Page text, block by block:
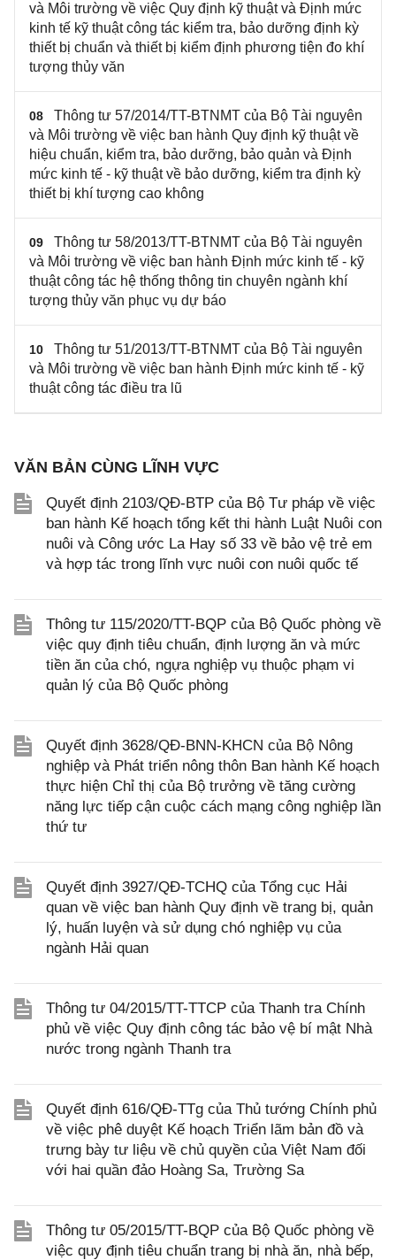
và Môi trường về việc Quy định kỹ thuật và Định mức
kinh tế kỹ thuật công tác kiểm tra, bảo dưỡng định kỳ
thiết bị chuẩn và thiết bị kiểm định phương tiện đo khí
tượng thủy văn
08
Thông tư 57/2014/TT-BTNMT của Bộ Tài nguyên
và Môi trường về việc ban hành Quy định kỹ thuật về
hiệu chuẩn, kiểm tra, bảo dưỡng, bảo quản và Định
mức kinh tế - kỹ thuật về bảo dưỡng, kiểm tra định kỳ
thiết bị khí tượng cao không
09
Thông tư 58/2013/TT-BTNMT của Bộ Tài nguyên
và Môi trường về việc ban hành Định mức kinh tế - kỹ
thuật công tác hệ thống thông tin chuyên ngành khí
tượng thủy văn phục vụ dự báo
10
Thông tư 51/2013/TT-BTNMT của Bộ Tài nguyên
và Môi trường về việc ban hành Định mức kinh tế - kỹ
thuật công tác điều tra lũ
VĂN BẢN CÙNG LĨNH VỰC
Quyết định 2103/QĐ-BTP của Bộ Tư pháp về việc
ban hành Kế hoạch tổng kết thi hành Luật Nuôi con
nuôi và Công ước La Hay số 33 về bảo vệ trẻ em
và hợp tác trong lĩnh vực nuôi con nuôi quốc tế
Thông tư 115/2020/TT-BQP của Bộ Quốc phòng về
việc quy định tiêu chuẩn, định lượng ăn và mức
tiền ăn của chó, ngựa nghiệp vụ thuộc phạm vi
quản lý của Bộ Quốc phòng
Quyết định 3628/QĐ-BNN-KHCN của Bộ Nông
nghiệp và Phát triển nông thôn Ban hành Kế hoạch
thực hiện Chỉ thị của Bộ trưởng về tăng cường
năng lực tiếp cận cuộc cách mạng công nghiệp lần
thứ tư
Quyết định 3927/QĐ-TCHQ của Tổng cục Hải
quan về việc ban hành Quy định về trang bị, quản
lý, huấn luyện và sử dụng chó nghiệp vụ của
ngành Hải quan
Thông tư 04/2015/TT-TTCP của Thanh tra Chính
phủ về việc Quy định công tác bảo vệ bí mật Nhà
nước trong ngành Thanh tra
Quyết định 616/QĐ-TTg của Thủ tướng Chính phủ
về việc phê duyệt Kế hoạch Triển lãm bản đồ và
trưng bày tư liệu về chủ quyền của Việt Nam đối
với hai quần đảo Hoàng Sa, Trường Sa
Thông tư 05/2015/TT-BQP của Bộ Quốc phòng về
việc quy định tiêu chuẩn trang bị nhà ăn, nhà bếp,